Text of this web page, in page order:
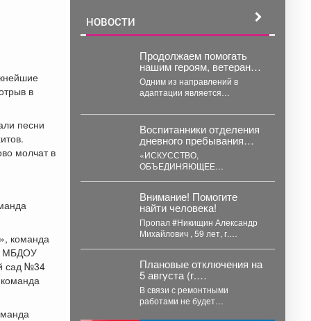
в
песни
молчат в
команда
МБДОУ
сад №34
НОВОСТИ
Продолжаем помогать
нашим героям, ветеранам
и демобилизованным
участникам СВО
адаптироваться к мирной
жизни.
Одним из направлений в
адаптации является
героев. В эту работу
вовлечены сами ветераны...
Воспитанники отделения
дневного пребывания
стали гостями
уникальной
художественной
выставки.
«ИСКУССТВО,
ОБЪЕДИНЯЮЩЕЕ
пребывания стали гостями
уникальной художественной
выставки. Для ребят...
Внимание! Помогите
найти человека!
Пропал #Никищин Александр
Михайлович , 59 лет, г.
Плановые отключения на
5 августа (г.
Междуреченск)
В связи с ремонтными
работами не будет